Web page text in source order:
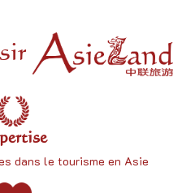
dans le tourisme en Asie